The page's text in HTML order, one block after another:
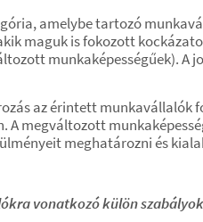
amelybe tartozó
maguk is fokozott
munkaképességűek).
az érintett
megváltozott
meghatározni és
vonatkozó külön